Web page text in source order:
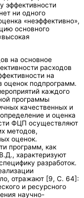
эффективности
ни одного
«неэффективно»,
основного
на основное
расходов
на
оценок подпрограмм.
каждого
программы
качественных и
и оценка
ФЦП осуществляют
методов,
оценок.
программ, как
характеризуют
разработок.
отражают [9, С. 64]:
и ресурсного
научно-